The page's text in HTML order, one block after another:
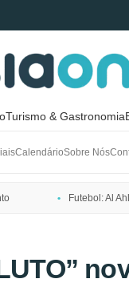
Turismo & Gastronomia
CalendárioSobre Nós
Futebol: Al